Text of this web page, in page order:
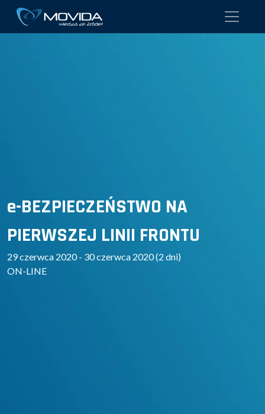
e-BEZPIECZEŃSTWO NA
PIERWSZEJ LINII FRONTU
29 czerwca 2020 - 30 czerwca 2020 (2 dni)
ON-LINE